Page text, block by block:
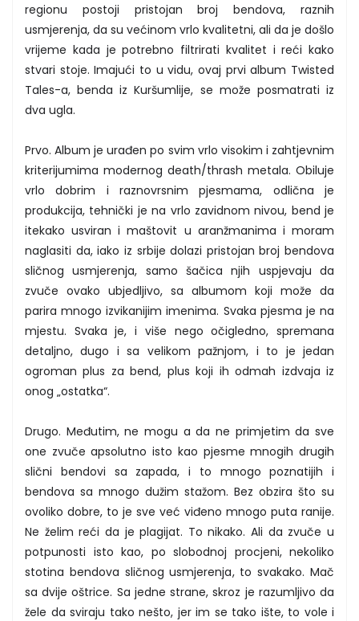
regionu postoji pristojan broj bendova, raznih
usmjerenja, da su većinom vrlo kvalitetni, ali da je došlo
vrijeme kada je potrebno filtrirati kvalitet i reći kako
stvari stoje. Imajući to u vidu, ovaj prvi album Twisted
Tales-a, benda iz Kuršumlije, se može posmatrati iz
dva ugla.
Prvo. Album je urađen po svim vrlo visokim i zahtjevnim
kriterijumima modernog death/thrash metala. Obiluje
vrlo dobrim i raznovrsnim pjesmama, odlična je
produkcija, tehnički je na vrlo zavidnom nivou, bend je
itekako usviran i maštovit u aranžmanima i moram
naglasiti da, iako iz srbije dolazi pristojan broj bendova
sličnog usmjerenja, samo šačica njih uspjevaju da
zvuče ovako ubjedljivo, sa albumom koji može da
parira mnogo izvikanijim imenima. Svaka pjesma je na
mjestu. Svaka je, i više nego očigledno, spremana
detaljno, dugo i sa velikom pažnjom, i to je jedan
ogroman plus za bend, plus koji ih odmah izdvaja iz
onog „ostatka“.
Drugo. Međutim, ne mogu a da ne primjetim da sve
one zvuče apsolutno isto kao pjesme mnogih drugih
slični bendovi sa zapada, i to mnogo poznatijih i
bendova sa mnogo dužim stažom. Bez obzira što su
ovoliko dobre, to je sve već viđeno mnogo puta ranije.
Ne želim reći da je plagijat. To nikako. Ali da zvuče u
potpunosti isto kao, po slobodnoj procjeni, nekoliko
stotina bendova sličnog usmjerenja, to svakako. Mač
sa dvije oštrice. Sa jedne strane, skroz je razumljivo da
žele da sviraju tako nešto, jer im se tako ište, to vole i